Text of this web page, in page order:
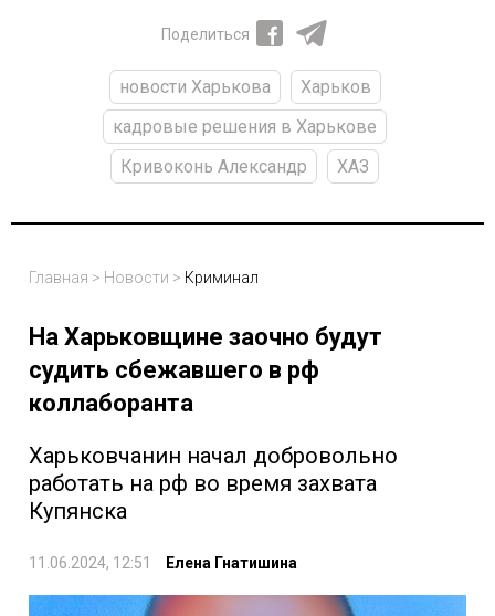
Поделиться
новости Харькова
Харьков
кадровые решения в Харькове
Кривоконь Александр
ХАЗ
Главная > Новости > Криминал
На Харьковщине заочно будут
судить сбежавшего в рф
коллаборанта
Харьковчанин начал добровольно
работать на рф во время захвата
Купянска
11.06.2024, 12:51 Елена Гнатишина